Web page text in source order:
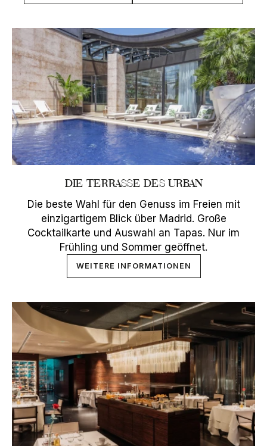
DIE TERRASSE DES URBAN
Die beste Wahl für den Genuss im Freien mit
einzigartigem Blick über Madrid. Große
Cocktailkarte und Auswahl an Tapas. Nur im
Frühling und Sommer geöffnet.
WEITERE INFORMATIONEN